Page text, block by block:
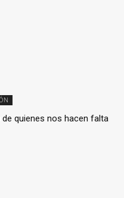
quienes nos hacen falta